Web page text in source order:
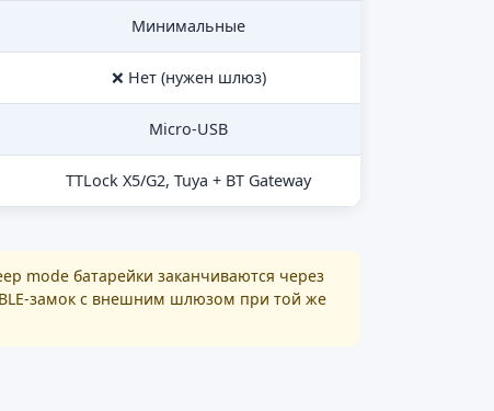
Минимальные
❌ Нет (нужен шлюз)
Micro-USB
TTLock X5/G2, Tuya + BT Gateway
mode батарейки заканчиваются через
BLE-замок с внешним шлюзом при той же